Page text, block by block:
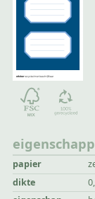
papier
dikte